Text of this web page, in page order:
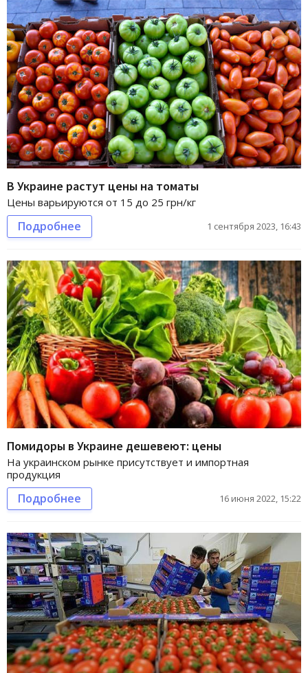
В Украине растут цены на томаты
Цены варьируются от 15 до 25 грн/кг
Подробнее 1 сентября 2023, 16:43
Помидоры в Украине дешевеют: цены
На украинском рынке присутствует и импортная
продукция
Подробнее 16 июня 2022, 15:22